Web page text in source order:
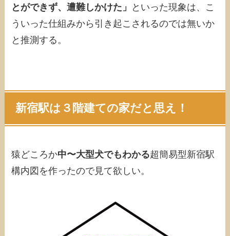
とができず、遭難しかけた」
といった現象は、こ
ういった仕組みから引き起こされるのでは無いか
と推測する。
新宿駅は３階建ての家だと思え！
猿どころか中〜大型犬でもわかる超簡易型新宿駅
構内図を作ったので見て欲しい。